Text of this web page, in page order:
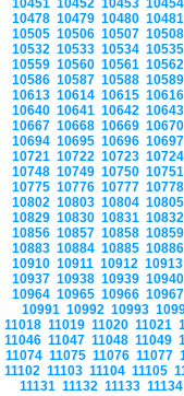
10451 10452 10453 10454
10478 10479 10480 10481
10505 10506 10507 10508
10532 10533 10534 10535
10559 10560 10561 10562
10586 10587 10588 10589
10613 10614 10615 10616
10640 10641 10642 10643
10667 10668 10669 10670
10694 10695 10696 10697
10721 10722 10723 10724
10748 10749 10750 10751
10775 10776 10777 10778
10802 10803 10804 10805
10829 10830 10831 10832
10856 10857 10858 10859
10883 10884 10885 10886
10910 10911 10912 10913
10937 10938 10939 10940
10964 10965 10966 10967
10991 10992 10993
11018 11019 11020 11021
11046 11047 11048 11049
11074 11075 11076 11077
11102 11103 11104 11105
11131 11132 11133 11134